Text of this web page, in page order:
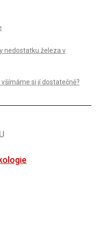
nedostatku železa v
si jí dostatečně?